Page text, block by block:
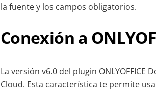
la fuente y los campos obligatorios.
Conexión a
La versión v6.0 del plugin
Cloud. Esta característica te permite